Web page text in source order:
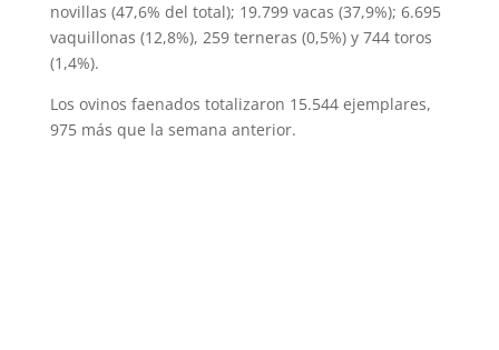
novillas (47,6% del total); 19.799 vacas (37,9%); 6.695
vaquillonas (12,8%), 259 terneras (0,5%) y 744 toros
(1,4%).
Los ovinos faenados totalizaron 15.544 ejemplares,
975 más que la semana anterior.